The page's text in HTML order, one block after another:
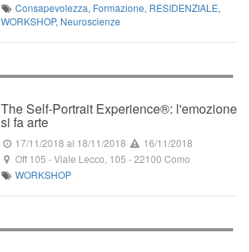
Consapevolezza, Formazione, RESIDENZIALE,
WORKSHOP, Neuroscienze
The Self-Portrait Experience®: l'emozione
si fa arte
17/11/2018 al 18/11/2018
16/11/2018
Off 105 -Viale Lecco, 105 -22100 Como
WORKSHOP